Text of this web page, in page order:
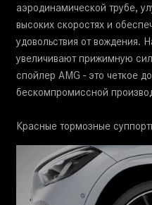
аэродинамической трубе,
высоких скоростях и
удовольствия от вождения.
увеличивают прижимную
спойлер AMG - это четкое
бескомпромиссной
Красные тормозные